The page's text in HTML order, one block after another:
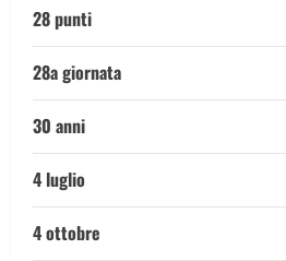
28 punti
28a giornata
30 anni
4 luglio
4 ottobre